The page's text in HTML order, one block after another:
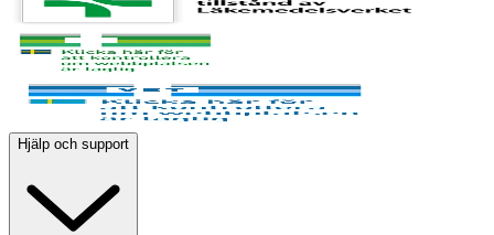
Hjälp och support